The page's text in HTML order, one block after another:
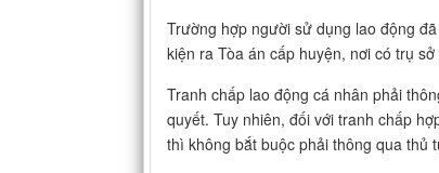
Trường hợp người sử dụng lao động
kiện ra Tòa án cấp huyện, nơi có trụ
Tranh chấp lao động cá nhân phải
quyết. Tuy nhiên, đối với tranh chấp
thì không bắt buộc phải thông qua thủ